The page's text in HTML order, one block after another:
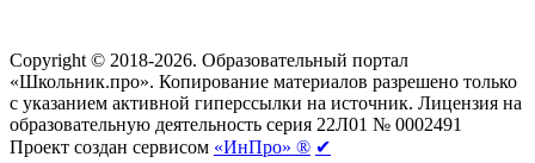
Copyright © 2018-2026. Образовательный портал
«Школьник.про». Копирование материалов разрешено только
с указанием активной гиперссылки на источник. Лицензия на
образовательную деятельность серия 22Л01 № 0002491
Проект создан сервисом «ИнПро» ® ✔